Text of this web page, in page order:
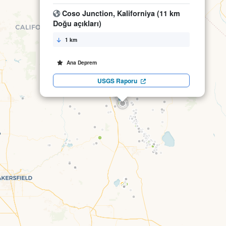
Coso Junction, Kaliforniya (11 km
Doğu açıkları)
1 km
Ana Deprem
USGS Raporu